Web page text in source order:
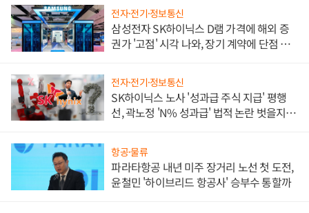
전자·전기·정보통신
삼성전자 SK하이닉스 D램 가격에 해외 증
권가 '고점' 시각 나와, 장기 계약에 단점 부
전자·전기·정보통신
SK하이닉스 노사 '성과급 주식 지급' 평행
선, 곽노정 'N% 성과급' 법적 논란 벗을지 주
항공·물류
파라타항공 내년 미주 장거리 노선 첫 도전,
윤철민 '하이브리드 항공사' 승부수 통할까